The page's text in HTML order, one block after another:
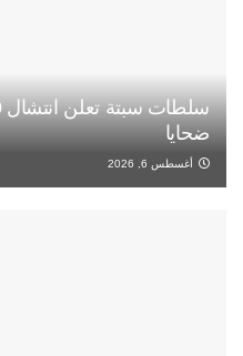
ضحايا
أغسطس 6, 2026